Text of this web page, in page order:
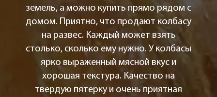
земель, а можно купить прямо рядом с
домом. Приятно, что продают колбасу
на развес. Каждый может взять
столько, сколько ему нужно. У колбасы
ярко выраженный мясной вкус и
хорошая текстура. Качество на
твердую пятерку и очень приятная